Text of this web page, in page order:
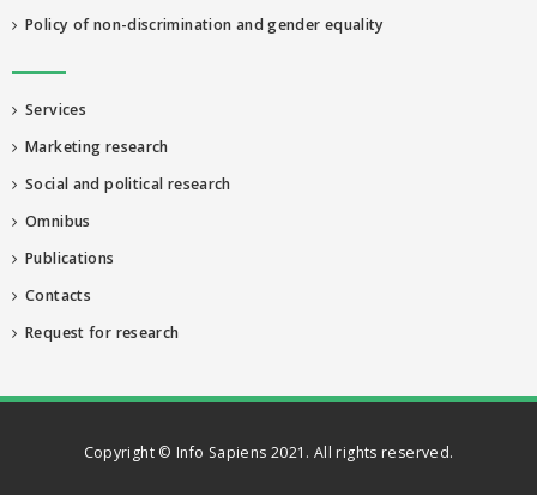
Policy of non-discrimination and gender equality
Services
Marketing research
Social and political research
Omnibus
Publications
Contacts
Request for research
Copyright © Info Sapiens 2021. All rights reserved.